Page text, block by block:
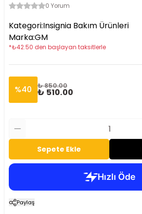
0 Yorum
Kategori:Insignia Bakım Ürünleri
Marka:GM
*₺42.50 den başlayan taksitlerle
%40 ₺ 850.00
₺ 510.00
Sepete Ekle
Paylaş